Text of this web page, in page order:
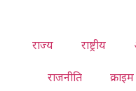
राज्य राष्ट्रीय
राजनीति क्राइम